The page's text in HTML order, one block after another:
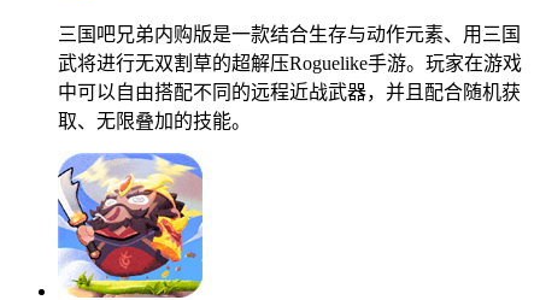
三国吧兄弟内购版是一款结合生存与动作元素、用三国
武将进行无双割草的超解压Roguelike手游。玩家在游戏
中可以自由搭配不同的远程近战武器，并且配合随机获
取、无限叠加的技能。